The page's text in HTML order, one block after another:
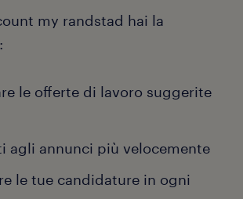
my randstad hai la
le offerte di lavoro suggerite
agli annunci più velocemente
le tue candidature in ogni